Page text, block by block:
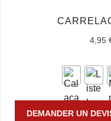
4,95
DEMANDER UN